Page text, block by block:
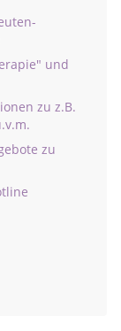
und
zu z.B.
zu